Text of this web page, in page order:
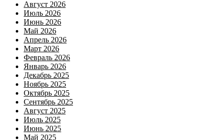
Август 2026
Июль 2026
Июнь 2026
Май 2026
Апрель 2026
Март 2026
Февраль 2026
Январь 2026
Декабрь 2025
Ноябрь 2025
Октябрь 2025
Сентябрь 2025
Август 2025
Июль 2025
Июнь 2025
Май 2025